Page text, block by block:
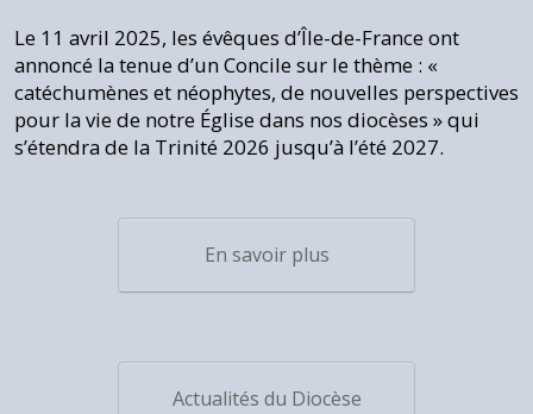
Le 11 avril 2025, les évêques d’Île-de-France ont
annoncé la tenue d’un Concile sur le thème : «
catéchumènes et néophytes, de nouvelles perspectives
pour la vie de notre Église dans nos diocèses » qui
s’étendra de la Trinité 2026 jusqu’à l’été 2027.
En savoir plus
Actualités du Diocèse